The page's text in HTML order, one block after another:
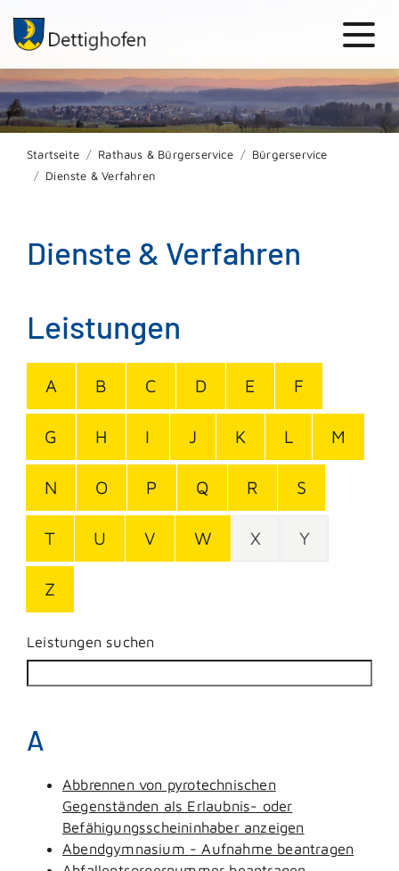
Startseite Rathaus & Bürgerservice
Bürgerservice
Dienste & Verfahren
Dienste & Verfahren
Leistungen
A B C D E F
G H I J K L M
N O P Q R S
T U V W X Y
Z
Leistungen suchen
A
Abbrennen von pyrotechnischen
Gegenständen als Erlaubnis- oder
Befähigungsscheininhaber anzeigen
Abendgymnasium - Aufnahme beantragen